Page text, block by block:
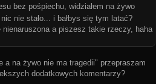
bez pośpiechu, widziałem na żywo
nie stało... i bałbys się tym latać?
nienaruszona a piszesz takie rzeczy, haha
a na żywo nie ma tragedii" przepraszam
dodatkowych komentarzy?